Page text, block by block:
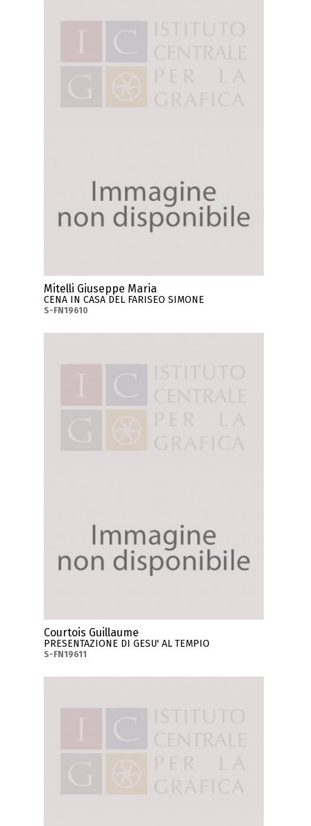
Mitelli Giuseppe Maria
CENA IN CASA DEL FARISEO SIMONE
S-FN19610
Courtois Guillaume
PRESENTAZIONE DI GESU' AL TEMPIO
S-FN19611